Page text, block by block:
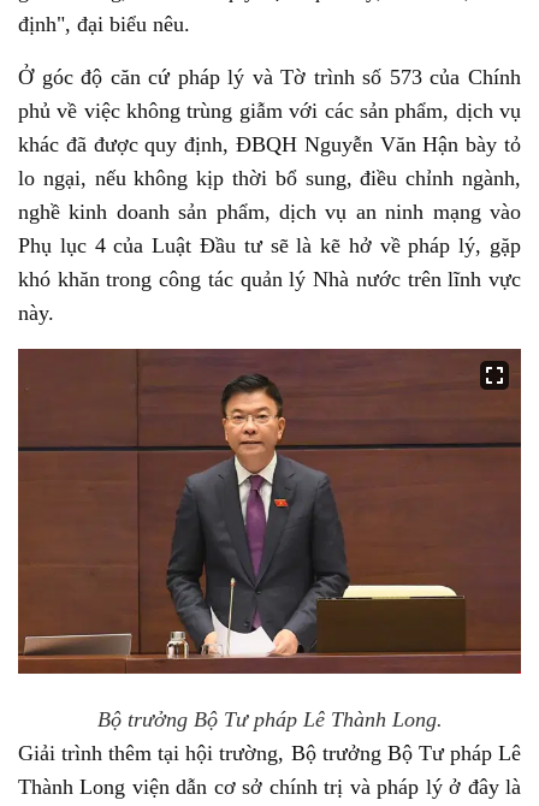
định", đại biểu nêu.
Ở góc độ căn cứ pháp lý và Tờ trình số 573 của Chính
phủ về việc không trùng giẫm với các sản phẩm, dịch vụ
khác đã được quy định, ĐBQH Nguyễn Văn Hận bày tỏ
lo ngại, nếu không kịp thời bổ sung, điều chỉnh ngành,
nghề kinh doanh sản phẩm, dịch vụ an ninh mạng vào
Phụ lục 4 của Luật Đầu tư sẽ là kẽ hở về pháp lý, gặp
khó khăn trong công tác quản lý Nhà nước trên lĩnh vực
này.
Bộ trưởng Bộ Tư pháp Lê Thành Long.
Giải trình thêm tại hội trường, Bộ trưởng Bộ Tư pháp Lê
Thành Long viện dẫn cơ sở chính trị và pháp lý ở đây là